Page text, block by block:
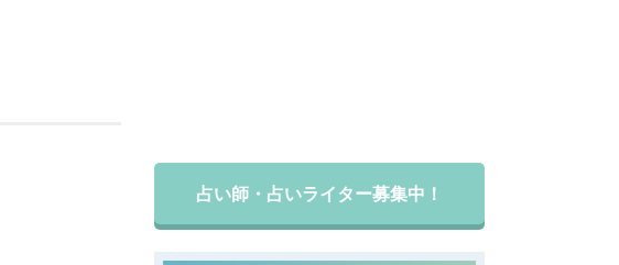
占い師・占いライター募集中！